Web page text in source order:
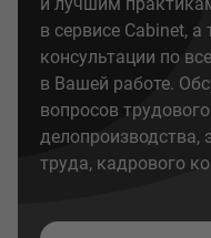
в сервисе Cabinet,
консультации по
в Вашей работе.
вопросов
делопроизводства,
труда, кадрового